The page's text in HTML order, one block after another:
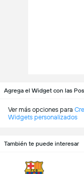
Agrega el Widget con las
Ver más opciones para
Widgets personalizados
También te puede interesar